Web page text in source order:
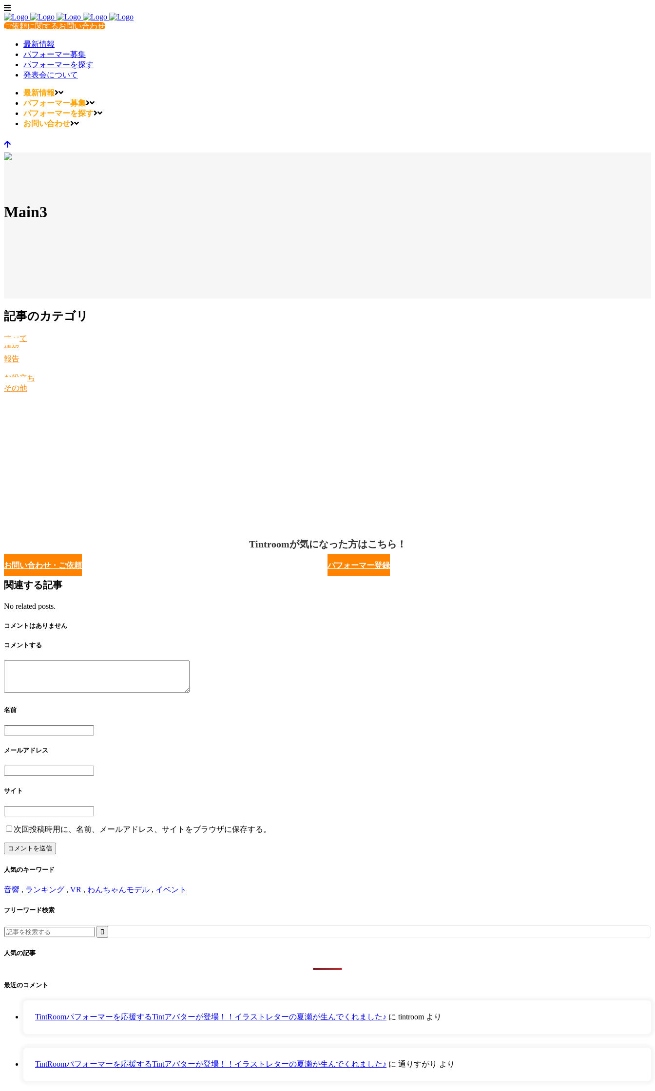
ご依頼に関するお問い合わせ
最新情報
パフォーマー募集
パフォーマーを探す
発表会について
最新情報
パフォーマー募集
パフォーマーを探す
お問い合わせ
Main3
記事のカテゴリ
すべて
情報
報告
お役立ち
その他
Tintroomが気になった方はこちら！
お問い合わせ・ご依頼 パフォーマー登録
関連する記事
No related posts.
コメントはありません
コメントする
名前
メールアドレス
サイト
次回投稿時用に、名前、メールアドレス、サイトをブラウザに保存する。
人気のキーワード
音響 , ランキング , VR , わんちゃんモデル , イベント
フリーワード検索
Search
for:
人気の記事
最近のコメント
TintRoomパフォーマーを応援するTintアバターが登場！！イラストレターの夏瀬が生んでくれました♪ に tintroom より
TintRoomパフォーマーを応援するTintアバターが登場！！イラストレターの夏瀬が生んでくれました♪ に 通りすがり より